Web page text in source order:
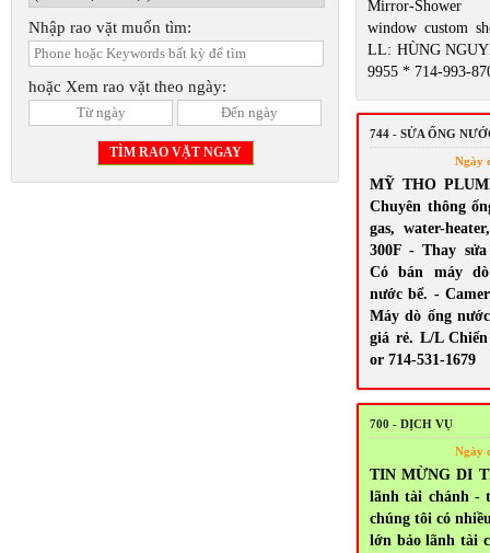
Nhập rao vặt muốn tìm:
hoặc Xem rao vặt theo ngày:
Mirror-
window custom
LL: HÙNG
9955 * 714-993-
744 - SỬA ỐNG
Ngày
MỸ THO
Chuyên thông
gas, water-
300F - Thay
Có bán máy
nước bể. -
Máy dò ống
giá rẻ. L/L Chiến
or 714-531-1679
700 - DỊCH VỤ
Ngày
TIN MỪNG DI
lãnh tài chánh -
chúng tôi có
lớn bảo lãnh tài